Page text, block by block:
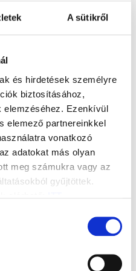
A sütikről
és hirdetések személyre
biztosításához,
elemzéséhez. Ezenkívül
elemező partnereinkkel
vonatkozó
adatokat más olyan
meg számukra vagy az
gyűjtöttek.
kis
– különösen
– akkor is
elkelt, és csak 50-
szükség. Így nem
nem kötődik
frissen érkeznek.
újranyomásra